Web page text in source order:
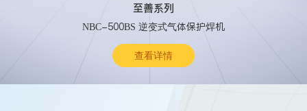
至善系列
NBC-500BS 逆变式气体保护焊机
查看详情